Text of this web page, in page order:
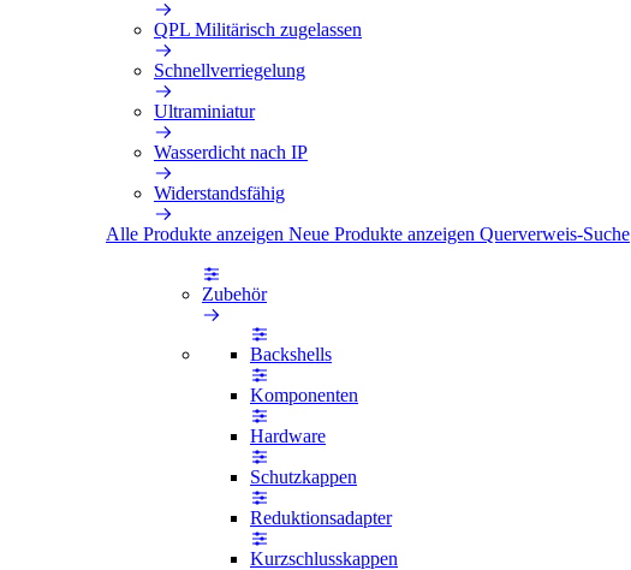
QPL Militärisch zugelassen
Schnellverriegelung
Ultraminiatur
Wasserdicht nach IP
Widerstandsfähig
Alle Produkte anzeigen Neue Produkte anzeigen Querverweis-Suche
Zubehör
Backshells
Komponenten
Hardware
Schutzkappen
Reduktionsadapter
Kurzschlusskappen